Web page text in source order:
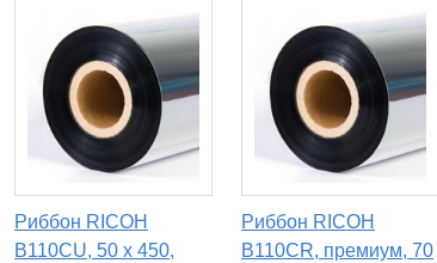
Риббон RICOH
B110CU, 50 х 450,
Риббон RICOH
B110CR, премиум, 70